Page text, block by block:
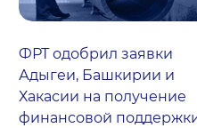
ФРТ одобрил заявки
Адыгеи, Башкирии и
Хакасии на получение
финансовой